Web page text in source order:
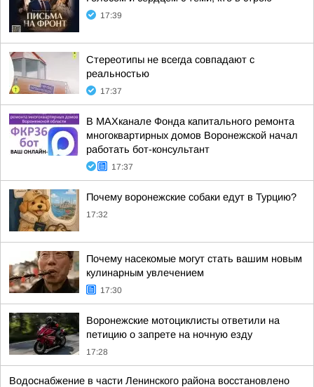
17:39
Стереотипы не всегда совпадают с
реальностью
17:37
В МАХканале Фонда капитального ремонта
многоквартирных домов Воронежской начал
работать бот-консультант
17:37
Почему воронежские собаки едут в Турцию?
17:32
Почему насекомые могут стать вашим новым
кулинарным увлечением
17:30
Воронежские мотоциклисты ответили на
петицию о запрете на ночную езду
17:28
Водоснабжение в части Ленинского района восстановлено